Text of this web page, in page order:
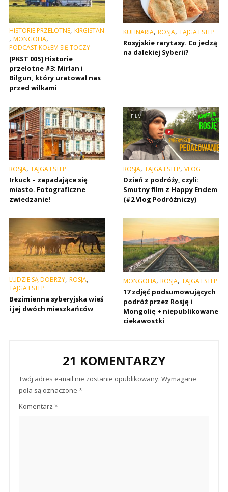
HISTORIE PRZELOTNE, KIRGISTAN
, MONGOLIA,
PODCAST KOŁEM SIĘ TOCZY
[PKST 005] Historie
przelotne #3: Mirlan i
Bilgun, który uratował nas
przed wilkami
KULINARIA, ROSJA, TAJGA I STEP
Rosyjskie rarytasy. Co jedzą
na dalekiej Syberii?
ROSJA, TAJGA I STEP
Irkuck – zapadające się
miasto. Fotograficzne
zwiedzanie!
FILM
ROSJA, TAJGA I STEP, VLOG
Dzień z podróży, czyli:
Smutny film z Happy Endem
(#2 Vlog Podróżniczy)
LUDZIE SĄ DOBRZY, ROSJA,
TAJGA I STEP
Bezimienna syberyjska wieś
i jej dwóch mieszkańców
MONGOLIA, ROSJA, TAJGA I STEP
17 zdjęć podsumowujących
podróż przez Rosję i
Mongolię + niepublikowane
ciekawostki
21 KOMENTARZY
Twój adres e-mail nie zostanie opublikowany. Wymagane
pola są oznaczone *
Komentarz *